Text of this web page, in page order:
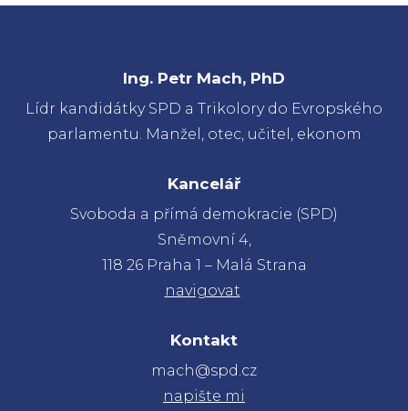
Ing. Petr Mach, PhD
Lídr kandidátky SPD a Trikolory do Evropského
parlamentu. Manžel, otec, učitel, ekonom
Kancelář
Svoboda a přímá demokracie (SPD)
Sněmovní 4,
118 26 Praha 1 – Malá Strana
navigovat
Kontakt
mach@spd.cz
napište mi